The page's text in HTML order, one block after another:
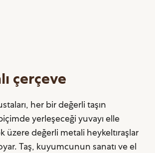
çerçeve
her bir değerli taşın
yerleşeceği yuvayı elle
üzere değerli metali heykeltıraşlar
Taş, kuyumcunun sanatı ve el